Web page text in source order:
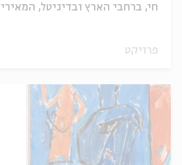
חי, ברחבי הארץ ובדיגיטל,
פרויקט